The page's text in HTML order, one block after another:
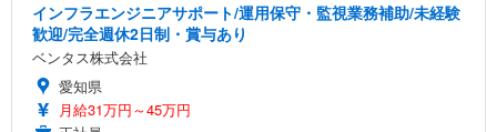
インフラエンジニアサポート/運用保守・監視業務補助/未経験
歓迎/完全週休2日制・賞与あり
ベンタス株式会社
愛知県
月給31万円～45万円